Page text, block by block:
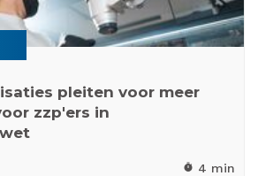
pleiten voor meer
zzp'ers in
timer 4 min